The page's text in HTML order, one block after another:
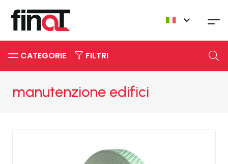
CATEGORIE FILTRI
manutenzione edifici